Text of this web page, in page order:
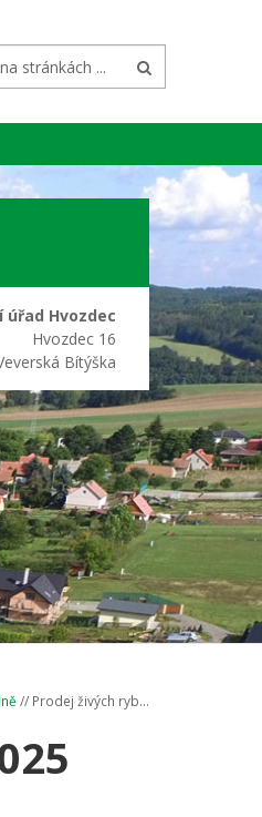
úřad Hvozdec
Hvozdec 16
Bítýška
// Prodej živých ryb...